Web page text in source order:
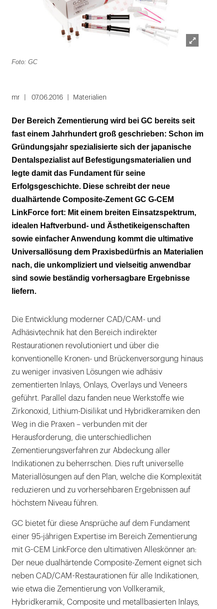
Foto: GC
mr 07.06.2016 Materialien
Der Bereich Zementierung wird bei GC bereits seit
fast einem Jahrhundert groß geschrieben: Schon im
Gründungsjahr spezialisierte sich der japanische
Dentalspezialist auf Befestigungsmaterialien und
legte damit das Fundament für seine
Erfolgsgeschichte. Diese schreibt der neue
dualhärtende Composite-Zement GC G-CEM
LinkForce fort: Mit einem breiten Einsatzspektrum,
idealen Haftverbund- und Ästhetikeigenschaften
sowie einfacher Anwendung kommt die ultimative
Universallösung dem Praxisbedürfnis an Materialien
nach, die unkompliziert und vielseitig anwendbar
sind sowie beständig vorhersagbare Ergebnisse
liefern.
Die Entwicklung moderner CAD/CAM- und
Adhäsivtechnik hat den Bereich indirekter
Restaurationen revolutioniert und über die
konventionelle Kronen- und Brückenversorgung hinaus
zu weniger invasiven Lösungen wie adhäsiv
zementierten Inlays, Onlays, Overlays und Veneers
geführt. Parallel dazu fanden neue Werkstoffe wie
Zirkonoxid, Lithium-Disilikat und Hybridkeramiken den
Weg in die Praxen – verbunden mit der
Herausforderung, die unterschiedlichen
Zementierungsverfahren zur Abdeckung aller
Indikationen zu beherrschen. Dies ruft universelle
Materiallösungen auf den Plan, welche die Komplexität
reduzieren und zu vorhersehbaren Ergebnissen auf
höchstem Niveau führen.
GC bietet für diese Ansprüche auf dem Fundament
einer 95-jährigen Expertise im Bereich Zementierung
mit G-CEM LinkForce den ultimativen Alleskönner an:
Der neue dualhärtende Composite-Zement eignet sich
neben CAD/CAM-Restaurationen für alle Indikationen,
wie etwa die Zementierung von Vollkeramik,
Hybridkeramik, Composite und metallbasierten Inlays,